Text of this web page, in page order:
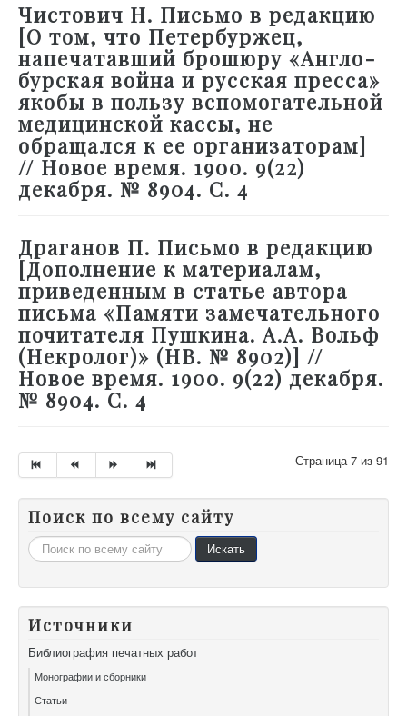
Чистович Н. Письмо в редакцию
[О том, что Петербуржец,
напечатавший брошюру «Англо-
бурская война и русская пресса»
якобы в пользу вспомогательной
медицинской кассы, не
обращался к ее организаторам]
// Новое время. 1900. 9(22)
декабря. № 8904. С. 4
Драганов П. Письмо в редакцию
[Дополнение к материалам,
приведенным в статье автора
письма «Памяти замечательного
почитателя Пушкина. А.А. Вольф
(Некролог)» (НВ. № 8902)] //
Новое время. 1900. 9(22) декабря.
№ 8904. С. 4
Страница 7 из 91
Поиск по всему сайту
Искать... Искать
Источники
Библиография печатных работ
Монографии и сборники
Статьи